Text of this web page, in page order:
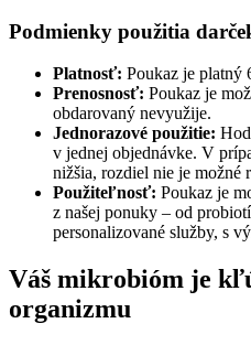
Podmienky použitia
Platnosť: Poukaz je platný
Prenosnosť: Poukaz je
obdarovaný nevyužije.
Jednorazové použitie:
v jednej objednávke. V
nižšia, rozdiel nie je možné
Použiteľnosť: Poukaz je
z našej ponuky – od
personalizované služby, s
Váš mikrobióm je
organizmu